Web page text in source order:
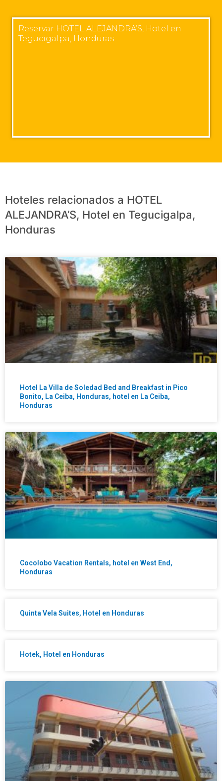
Reservar HOTEL ALEJANDRA’S, Hotel en
Tegucigalpa, Honduras
Hoteles relacionados a HOTEL
ALEJANDRA’S, Hotel en Tegucigalpa,
Honduras
Hotel La Villa de Soledad Bed and Breakfast in Pico
Bonito, La Ceiba, Honduras, hotel en La Ceiba,
Honduras
Cocolobo Vacation Rentals, hotel en West End,
Honduras
Quinta Vela Suites, Hotel en Honduras
Hotek, Hotel en Honduras